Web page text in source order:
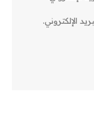
الإلكتروني.